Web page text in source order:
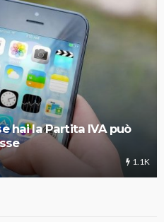
hai la Partita IVA può
1.1K